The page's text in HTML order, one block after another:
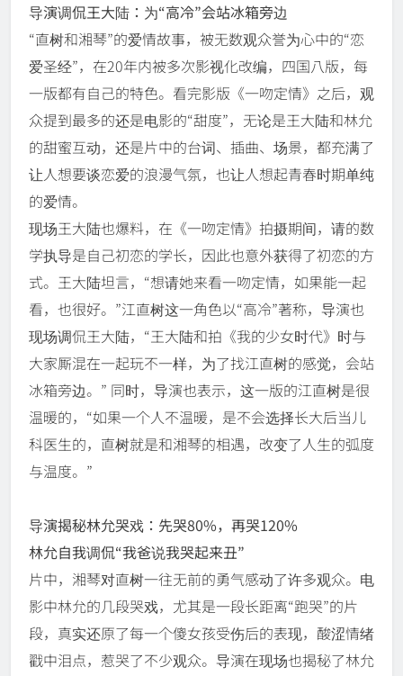
导演调侃王大陆：为“高冷”会站冰箱旁边
“直树和湘琴”的爱情故事，被无数观众誉为心中的“恋
爱圣经”，在20年内被多次影视化改编，四国八版，每
一版都有自己的特色。看完影版《一吻定情》之后，观
众提到最多的还是电影的“甜度”，无论是王大陆和林允
的甜蜜互动，还是片中的台词、插曲、场景，都充满了
让人想要谈恋爱的浪漫气氛，也让人想起青春时期单纯
的爱情。
现场王大陆也爆料，在《一吻定情》拍摄期间，请的数
学执导是自己初恋的学长，因此也意外获得了初恋的方
式。王大陆坦言，“想请她来看一吻定情，如果能一起
看，也很好。”江直树这一角色以“高冷”著称，导演也
现场调侃王大陆，“王大陆和拍《我的少女时代》时与
大家厮混在一起玩不一样，为了找江直树的感觉，会站
冰箱旁边。” 同时，导演也表示，这一版的江直树是很
温暖的，“如果一个人不温暖，是不会选择长大后当儿
科医生的，直树就是和湘琴的相遇，改变了人生的弧度
与温度。”
导演揭秘林允哭戏：先哭80%，再哭120%
林允自我调侃“我爸说我哭起来丑”
片中，湘琴对直树一往无前的勇气感动了许多观众。电
影中林允的几段哭戏，尤其是一段长距离“跑哭”的片
段，真实还原了每一个傻女孩受伤后的表现，酸涩情绪
戳中泪点，惹哭了不少观众。导演在现场也揭秘了林允